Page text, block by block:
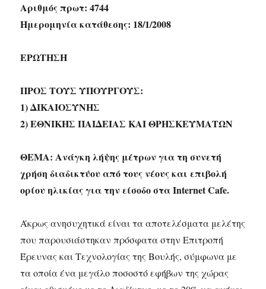
Αριθμός πρωτ: 4744
Ημερομηνία κατάθεσης: 18/1/2008
ΕΡΩΤΗΣΗ
ΠΡΟΣ ΤΟΥΣ ΥΠΟΥΡΓΟΥΣ:
1) ΔΙΚΑΙΟΣΥΝΗΣ
2) ΕΘΝΙΚΗΣ ΠΑΙΔΕΙΑΣ ΚΑΙ ΘΡΗΣΚΕΥΜΑΤΩΝ
ΘΕΜΑ: Ανάγκη λήψης μέτρων για τη συνετή
χρήση διαδικτύου από τους νέους και επιβολή
ορίου ηλικίας για την είσοδο στα Internet Cafe.
Άκρως ανησυχητικά είναι τα αποτελέσματα μελέτης
που παρουσιάστηκαν πρόσφατα στην Επιτροπή
Έρευνας και Τεχνολογίας της Βουλής, σύμφωνα με
τα οποία ένα μεγάλο ποσοστό εφήβων της χώρας